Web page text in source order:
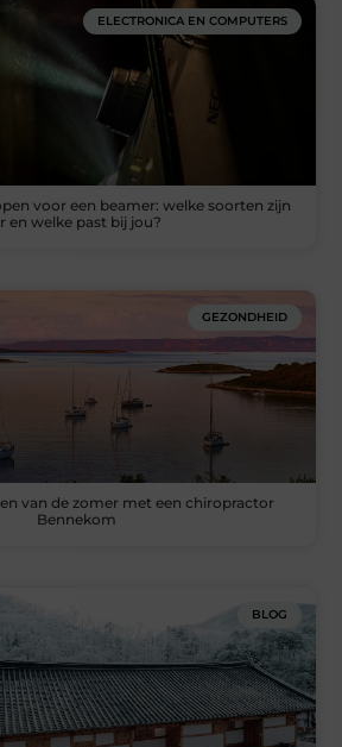
ELECTRONICA EN COMPUTERS
voor een beamer: welke soorten zijn
en welke past bij jou?
GEZONDHEID
van de zomer met een chiropractor
Bennekom
BLOG